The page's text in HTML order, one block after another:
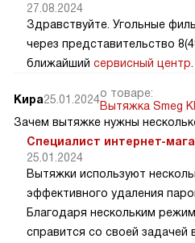
27.08.2024
Здравствуйте. Угольные
через представительство
ближайший сервисный центр
Кира25.01.2024о товаре:
Вытяжка Smeg
Зачем вытяжке нужны
Специалист интернет-
25.01.2024
Вытяжки используют
эффективного удаления
Благодаря нескольким
справится со своей задачей